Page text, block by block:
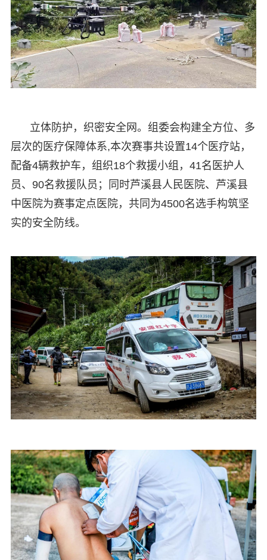
立体防护，织密安全网。组委会构建全方位、多
层次的医疗保障体系,本次赛事共设置14个医疗站，
配备4辆救护车，组织18个救援小组，41名医护人
员、90名救援队员；同时芦溪县人民医院、芦溪县
中医院为赛事定点医院，共同为4500名选手构筑坚
实的安全防线。